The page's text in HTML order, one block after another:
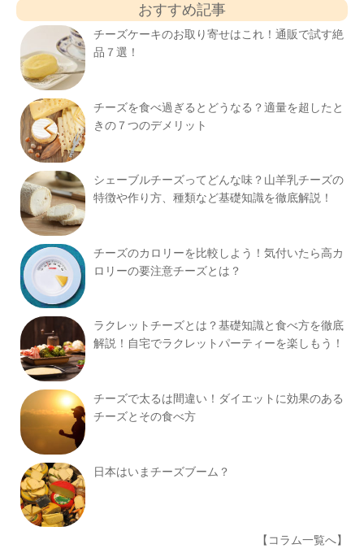
おすすめ記事
チーズケーキのお取り寄せはこれ！通販で試す絶
品７選！
チーズを食べ過ぎるとどうなる？適量を超したと
きの７つのデメリット
シェーブルチーズってどんな味？山羊乳チーズの
特徴や作り方、種類など基礎知識を徹底解説！
チーズのカロリーを比較しよう！気付いたら高カ
ロリーの要注意チーズとは？
ラクレットチーズとは？基礎知識と食べ方を徹底
解説！自宅でラクレットパーティーを楽しもう！
チーズで太るは間違い！ダイエットに効果のある
チーズとその食べ方
日本はいまチーズブーム？
【コラム一覧へ】